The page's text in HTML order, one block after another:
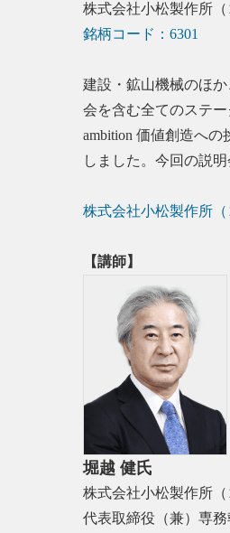
株式会社小松製作所（
銘柄コード：6301
建設・鉱山機械のほ
会を含む全てのステ
ambition 価値創造へ
しました。今回の説
株式会社小松製作所
【講師】
堀越 健氏
株式会社小松製作所（
代表取締役（兼）専